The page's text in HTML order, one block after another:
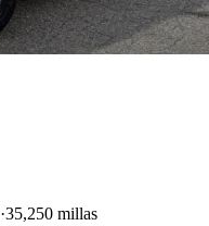
35,250 millas